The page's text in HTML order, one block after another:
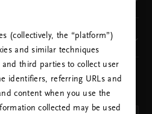
(collectively, the “platform”)
and similar techniques
and third parties to collect user
identifiers, referring URLs and
content when you use the
collected may be used